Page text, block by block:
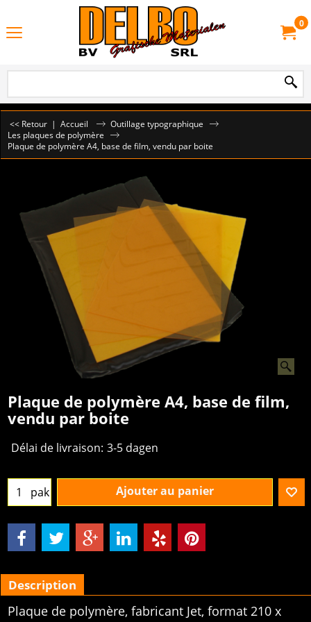
0
<< Retour | Accueil
Outillage typographique
Les plaques de polymère
Plaque de polymère A4, base de film, vendu par boite
Plaque de polymère A4, base de film,
vendu par boite
Délai de livraison: 3-5 dagen
pak Ajouter au panier
Description
Plaque de polymère, fabricant Jet, format 210 x